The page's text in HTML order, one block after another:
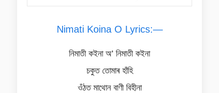
Nimati Koina O Lyrics:—
নিমাতী কইনা অ’ নিমাতী কইনা
চকুত তোমাৰ হাঁহি
ওঁঠত মাথোন বাণী বিহীনা